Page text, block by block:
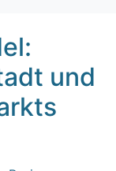
und